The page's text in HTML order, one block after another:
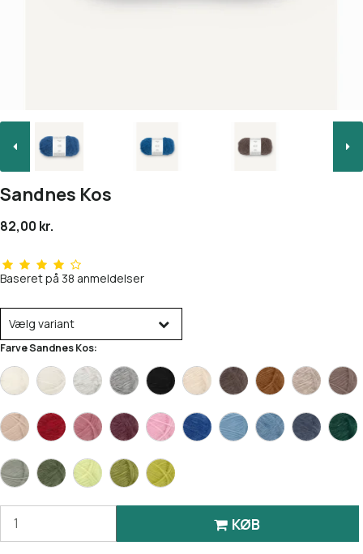
Sandnes Kos
82,00 kr.
Baseret på 38 anmeldelser
Vælg variant
Farve Sandnes Kos:
KØB